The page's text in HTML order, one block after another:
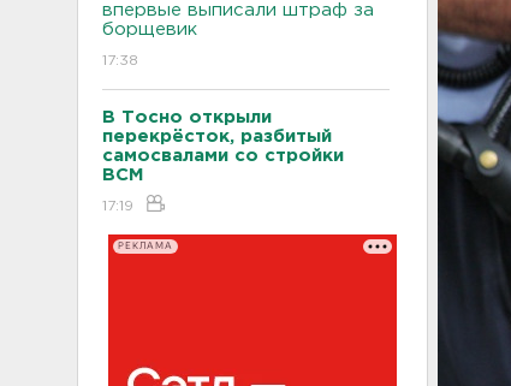
впервые выписали штраф за
борщевик
17:38
В Тосно открыли
перекрёсток, разбитый
самосвалами со стройки
ВСМ
17:19
РЕКЛАМА